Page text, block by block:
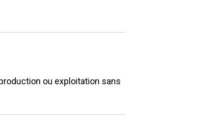
ou exploitation sans